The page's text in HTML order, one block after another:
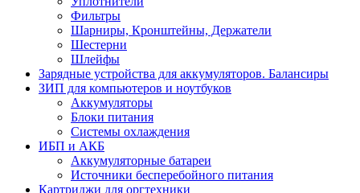
Фильтры
Шарниры, Кронштейны, Держатели
Шестерни
Шлейфы
Зарядные устройства для аккумуляторов. Балансиры
ЗИП для компьютеров и ноутбуков
Аккумуляторы
Блоки питания
Системы охлаждения
ИБП и АКБ
Аккумуляторные батареи
Источники бесперебойного питания
Картриджи для оргтехники